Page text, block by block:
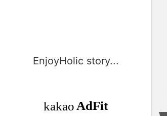
EnjoyHolic story...